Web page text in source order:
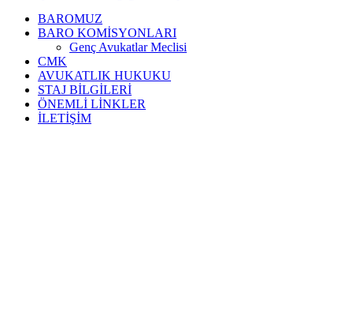
BAROMUZ
BARO KOMİSYONLARI
Genç Avukatlar Meclisi
CMK
AVUKATLIK HUKUKU
STAJ BİLGİLERİ
ÖNEMLİ LİNKLER
İLETİŞİM